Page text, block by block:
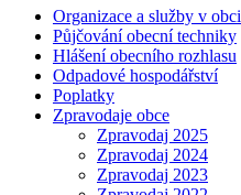
Organizace a služby v obci
Půjčování obecní techniky
Hlášení obecního rozhlasu
Odpadové hospodářství
Poplatky
Zpravodaje obce
Zpravodaj 2025
Zpravodaj 2024
Zpravodaj 2023